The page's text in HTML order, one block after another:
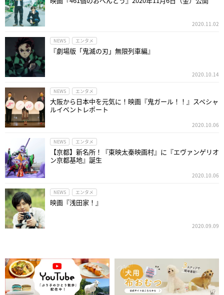
2020.11.02
NEWS エンタメ
『劇場版「鬼滅の刃」無限列車編』
2020.10.14
NEWS エンタメ
大阪から日本中を元気に！映画『鬼ガール！！』スペシャ
ルイベントレポート
2020.10.06
NEWS エンタメ
【京都】新名所！『東映太秦映画村』に『エヴァンゲリオ
ン京都基地』誕生
2020.10.06
NEWS エンタメ
映画『浅田家！』
2020.09.09